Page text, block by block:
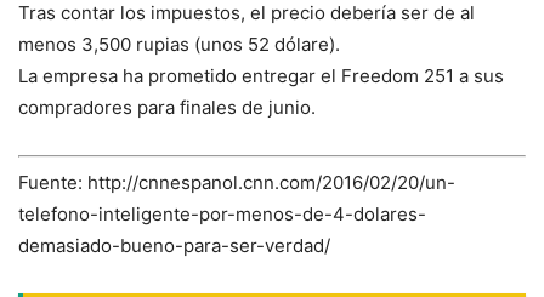
Tras contar los impuestos, el precio debería ser de al
menos 3,500 rupias (unos 52 dólare).
La empresa ha prometido entregar el Freedom 251 a sus
compradores para finales de junio.
Fuente: http://cnnespanol.cnn.com/2016/02/20/un-
telefono-inteligente-por-menos-de-4-dolares-
demasiado-bueno-para-ser-verdad/